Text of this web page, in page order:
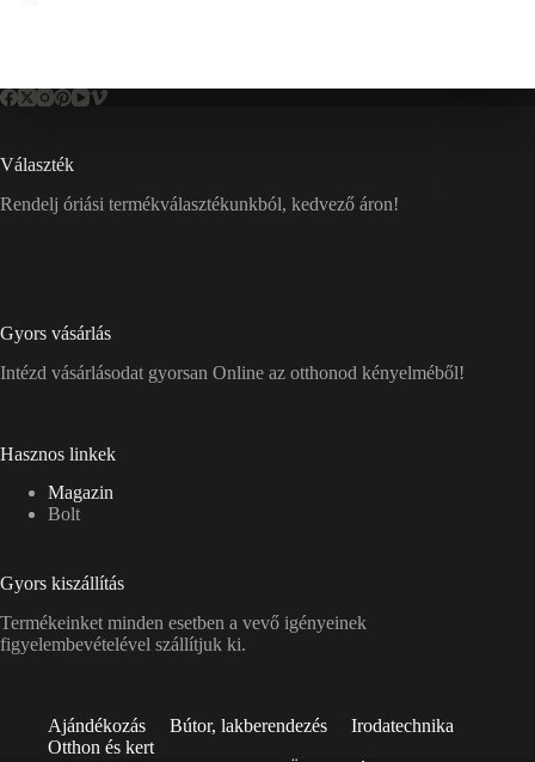
Választék
Rendelj óriási termékválasztékunkból, kedvező áron!
Gyors vásárlás
Intézd vásárlásodat gyorsan Online az otthonod kényelméből!
Hasznos linkek
Magazin
Bolt
Gyors kiszállítás
Termékeinket minden esetben a vevő igényeinek
figyelembevételével szállítjuk ki.
Ajándékozás Bútor, lakberendezés
Irodatechnika
Otthon és kert